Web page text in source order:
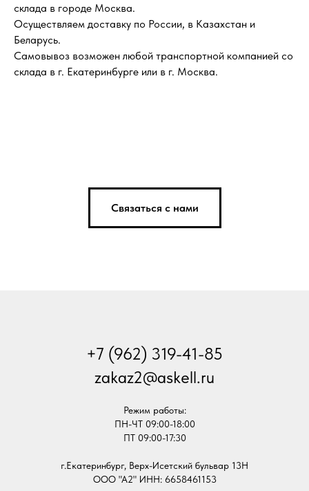
склада в городе Москва.
Осуществляем доставку по России, в Казахстан и
Беларусь.
Самовывоз возможен любой транспортной компанией со
склада в г. Екатеринбурге или в г. Москва.
Связаться с нами
+7 (962) 319-41-85
zakaz2@askell.ru
Режим работы:
ПН-ЧТ 09:00-18:00
ПТ 09:00-17:30
г.Екатеринбург, Верх-Исетский бульвар 13Н
ООО "А2" ИНН: 6658461153